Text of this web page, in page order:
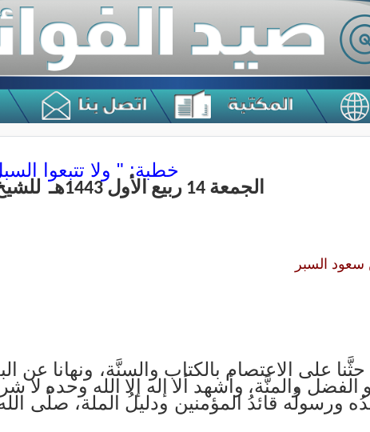
خطبة: " ولا تتبعوا
الجمعة 14 ربيع الأول 1443هـ للشيخ محمد السبر
سعود السبر
حثَّنا على الاعتصام بالكتاب والسنَّة، ونهانا
والمنَّة، وأشهد ألا إله إلا الله وحده لا
ورسولُه قائدُ المؤمنين ودليلُ الملة، صلَّى